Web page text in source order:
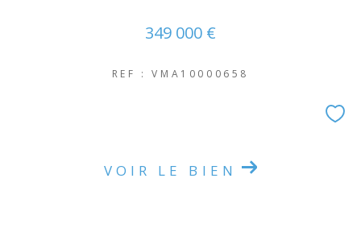
349 000 €
REF : VMA10000658
VOIR LE BIEN